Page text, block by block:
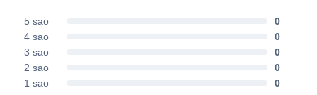
5 sao
0
4 sao
0
3 sao
0
2 sao
0
1 sao
0